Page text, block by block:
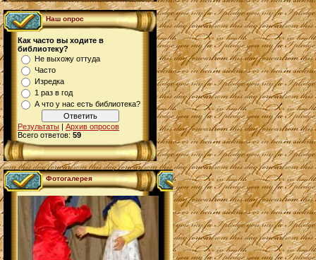
Наш опрос
Как часто вы ходите в
библиотеку?
Не выхожу оттуда
Часто
Изредка
1 раз в год
А что у нас есть библиотека?
Результаты | Архив опросов
Всего ответов: 59
Фотогалерея